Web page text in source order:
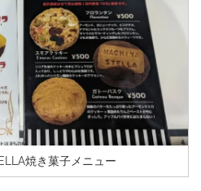
焼き菓子メニュー